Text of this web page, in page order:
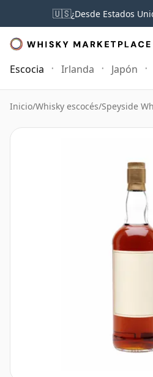
🇺🇸¿Desde Estados
Escocia Irlanda Japón
Inicio/Whisky escocés/Speyside